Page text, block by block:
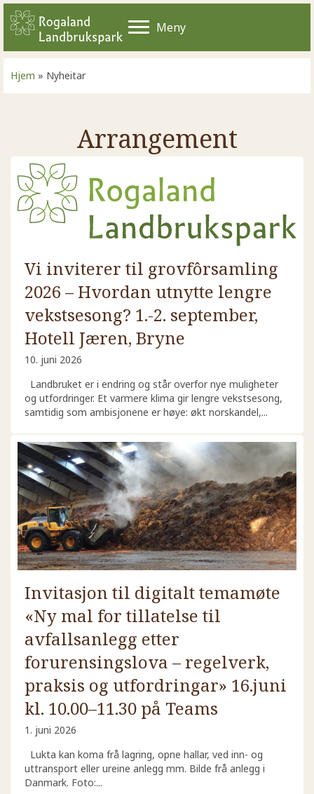
Meny
Hjem » Nyheitar
Arrangement
Vi inviterer til grovfôrsamling
2026 – Hvordan utnytte lengre
vekstsesong? 1.-2. september,
Hotell Jæren, Bryne
10. juni 2026
Landbruket er i endring og står overfor nye muligheter
og utfordringer. Et varmere klima gir lengre vekstsesong,
samtidig som ambisjonene er høye: økt norskandel,...
Invitasjon til digitalt temamøte
«Ny mal for tillatelse til
avfallsanlegg etter
forurensingslova – regelverk,
praksis og utfordringar» 16.juni
kl. 10.00–11.30 på Teams
1. juni 2026
Lukta kan koma frå lagring, opne hallar, ved inn- og
uttransport eller ureine anlegg mm. Bilde frå anlegg i
Danmark. Foto:...